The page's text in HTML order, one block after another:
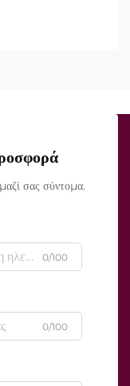
ακριβώς κατά
σας σύντομα.
0/100
0/100